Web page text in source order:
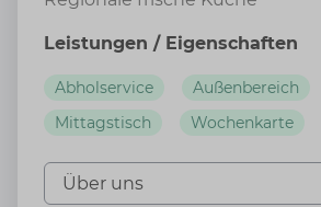
Leistungen / Eigenschaften
Abholservice
Außenbereich
Mittagstisch
Wochenkarte
Tab auswählen